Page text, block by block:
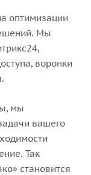
оптимизации
Мы
воронки
мы
вашего
Так
становится